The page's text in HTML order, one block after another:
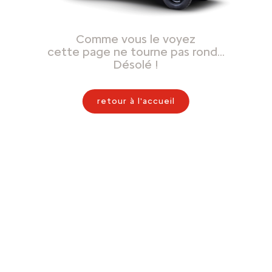
Comme vous le voyez
cette page ne tourne pas rond…
Désolé !
retour à l'accueil